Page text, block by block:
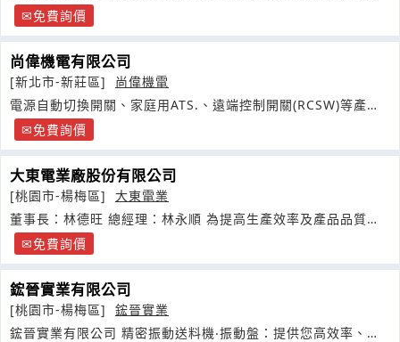
簧分離機
免費詢價
尚偉機電有限公司
[新北市-新莊區]
尚偉機電
電源自動切換開關、家庭用ATS.、遠端控制開關(RCSW)等產品
之研發免費詢價
大東電業廠股份有限公司
[桃園市-楊梅區]
大東電業
董事長：林德旺 總經理：林永順 為提高生產效率及產品品質與
加強員工安全
免費詢價
鋐晉實業有限公司
[桃園市-楊梅區]
鋐晉實業
鋐晉實業有限公司 精密振動送料機‧振動盤：提供您高效率、省